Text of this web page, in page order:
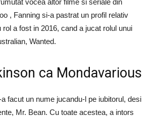
vocea altor filme si seriale din
, Fanning si-a pastrat un profil relativ
a fost in 2016, cand a jucat rolul unui
Wanted.
ca Mondavarious
facut un nume jucandu-l pe iubitorul, desi
Mr. Bean. Cu toate acestea, a intors